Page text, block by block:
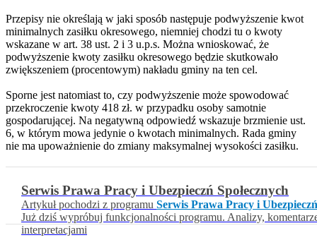
Przepisy nie określają w jaki sposób następuje podwyższenie kwot
minimalnych zasiłku okresowego, niemniej chodzi tu o kwoty
wskazane w art. 38 ust. 2 i 3 u.p.s. Można wnioskować, że
podwyższenie kwoty zasiłku okresowego będzie skutkowało
zwiększeniem (procentowym) nakładu gminy na ten cel.
Sporne jest natomiast to, czy podwyższenie może spowodować
przekroczenie kwoty 418 zł. w przypadku osoby samotnie
gospodarującej. Na negatywną odpowiedź wskazuje brzmienie ust.
6, w którym mowa jedynie o kwotach minimalnych. Rada gminy
nie ma upoważnienie do zmiany maksymalnej wysokości zasiłku.
Serwis Prawa Pracy i Ubezpieczń Społecznych
Artykuł pochodzi z programu Serwis Prawa Pracy i
Już dziś wypróbuj funkcjonalności programu. Analizy,
interpretacjami